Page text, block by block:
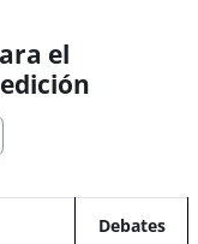
el
en los foros
Debates